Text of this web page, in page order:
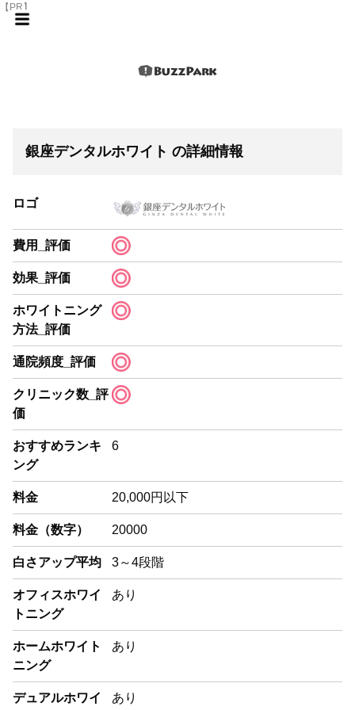
【PR】
銀座デンタルホワイト の詳細情報
ロゴ
費用_評価
効果_評価
ホワイトニング
方法_評価
通院頻度_評価
クリニック数_評
価
おすすめランキ
ング
6
料金 20,000円以下
料金（数字） 20000
白さアップ平均 3～4段階
オフィスホワイ
トニング
あり
ホームホワイト
ニング
あり
デュアルホワイ あり